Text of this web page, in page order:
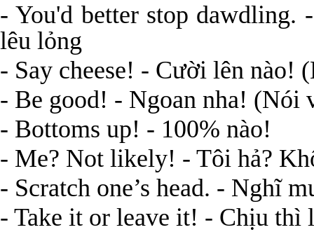
- You'd better stop dawdling.
lêu lỏng
- Say cheese! - Cười lên nào!
- Be good! - Ngoan nha! (Nói
- Bottoms up! - 100% nào!
- Me? Not likely! - Tôi hả?
- Scratch one’s head. - Nghĩ
- Take it or leave it! - Chịu thì